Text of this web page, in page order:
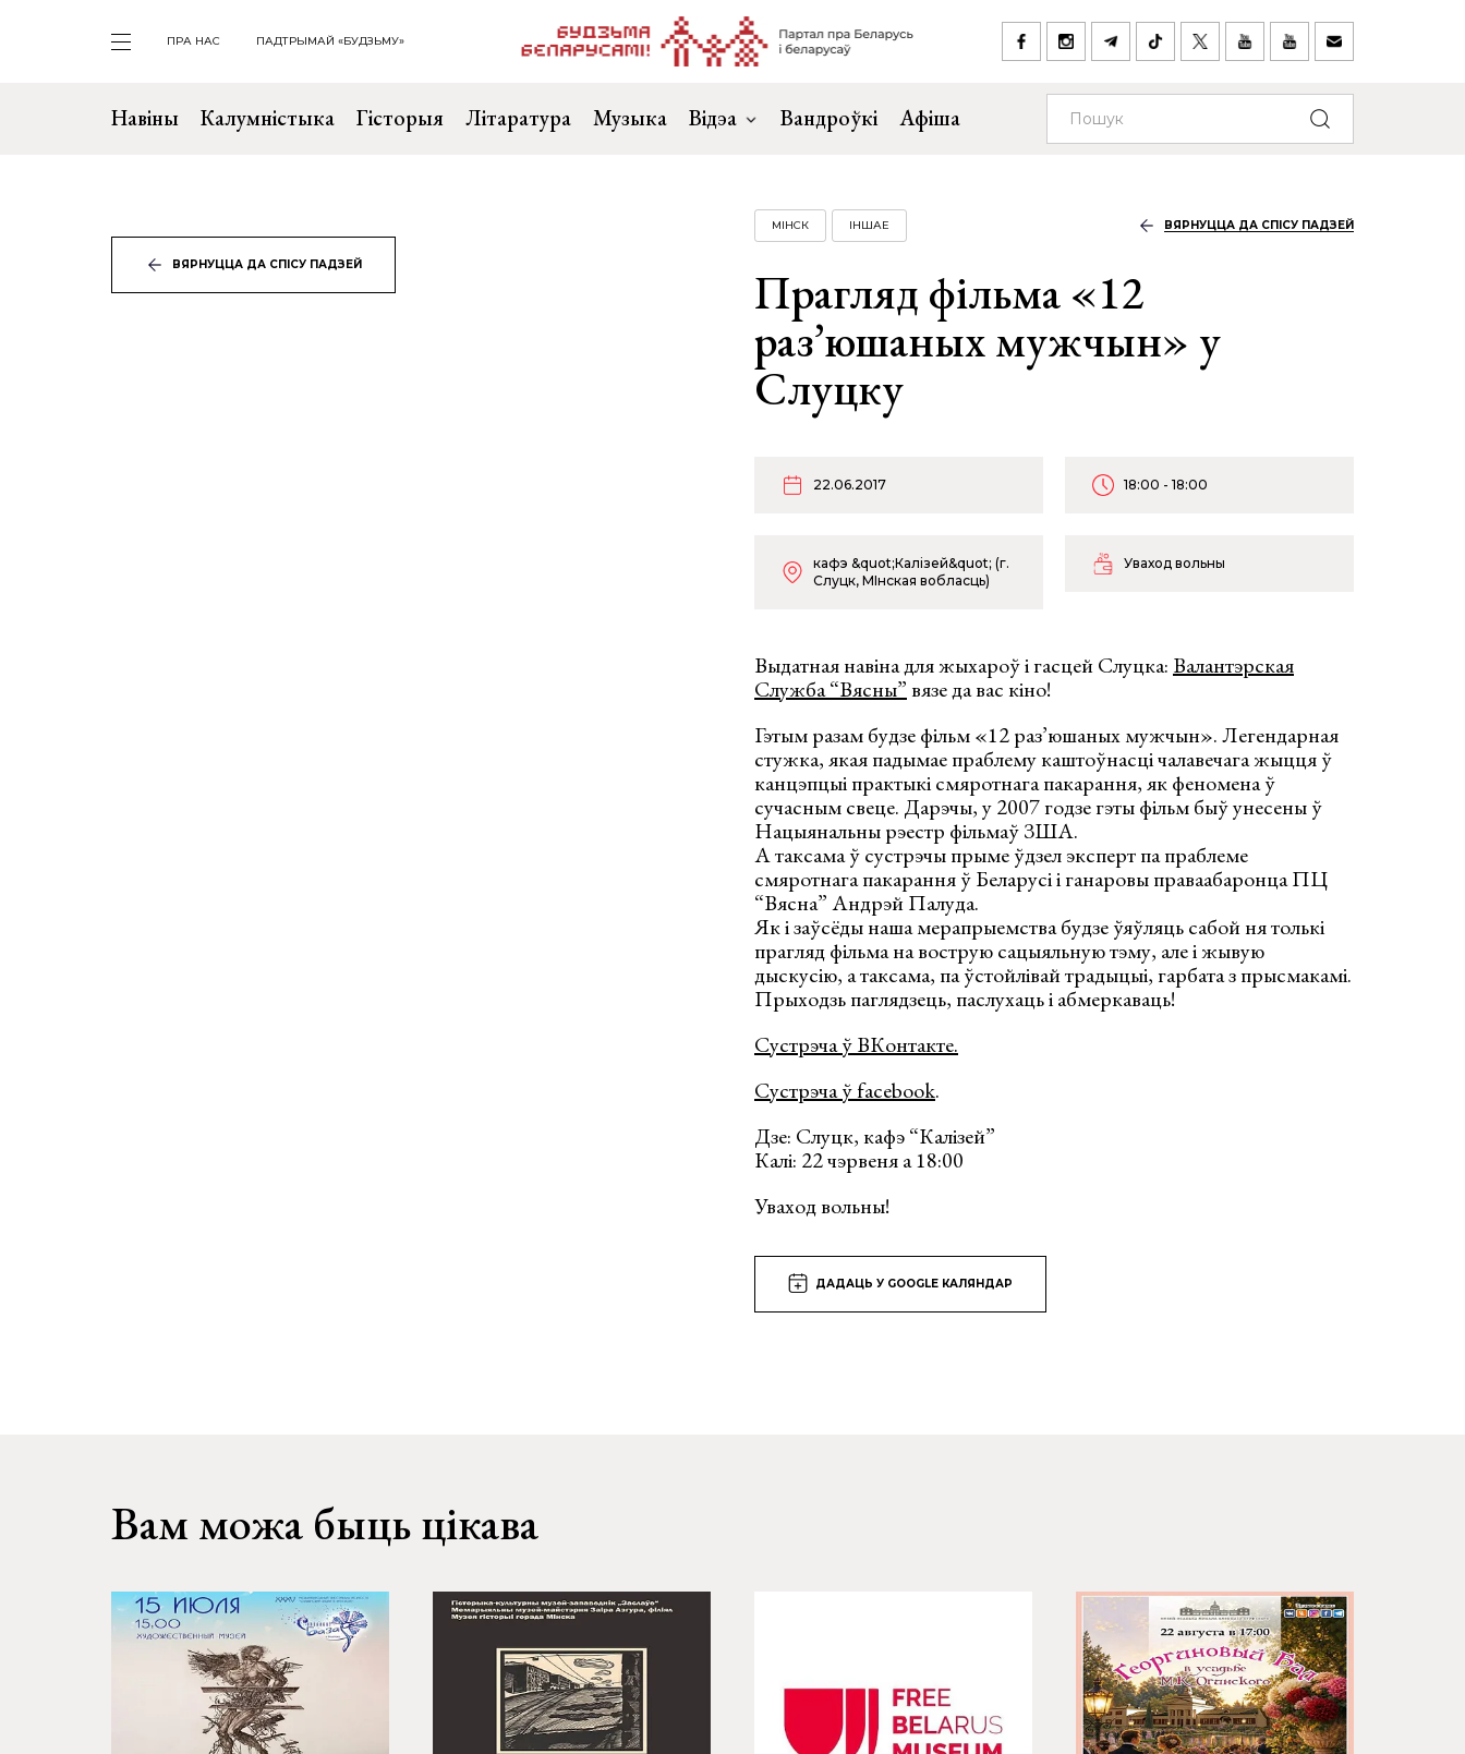
ПРА НАС ПАДТРЫМАЙ «БУДЗЬМУ»
Навіны Калумністыка Гісторыя Літаратура Музыка Відэа Вандроўкі Афіша
ВЯРНУЦЦА ДА СПІСУ ПАДЗЕЙ
МІНСК ІНШАЕ ВЯРНУЦЦА ДА СПІСУ ПАДЗЕЙ
Прагляд фільма «12
раз’юшаных мужчын» у
Слуцку
22.06.2017 18:00 - 18:00
кафэ &quot;Калізей&quot; (г.
Слуцк, МІнская вобласць)
Уваход вольны
Выдатная навіна для жыхароў і гасцей Слуцка: Валантэрская
Служба “Вясны”вязе да вас кіно!
Гэтым разам будзе фільм «12 раз’юшаных мужчын». Легендарная
стужка, якая падымае праблему каштоўнасці чалавечага жыцця ў
канцэпцыі практыкі смяротнага пакарання, як феномена ў
сучасным свеце. Дарэчы, у 2007 годзе гэты фільм быў унесены ў
Нацыянальны рэестр фільмаў ЗША.
А таксама ў сустрэчы прыме ўдзел эксперт па праблеме
смяротнага пакарання ў Беларусі і ганаровы праваабаронца ПЦ
“Вясна” Андрэй Палуда.
Як і заўсёды наша мерапрыемства будзе ўяўляць сабой ня толькі
прагляд фільма на вострую сацыяльную тэму, але і жывую
дыскусію, а таксама, па ўстойлівай традыцыі, гарбата з прысмакамi.
Прыходзь паглядзець, паслухаць і абмеркаваць!
Сустрэча ў ВКонтакте.
Сустрэча ў facebook.
Дзе: Слуцк, кафэ “Калізей”
Калі: 22 чэрвеня а 18:00
Уваход вольны!
ДАДАЦЬ У GOOGLE КАЛЯНДАР
Вам можа быць цікава